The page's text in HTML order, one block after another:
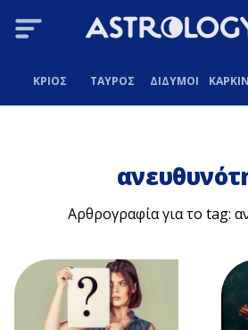
ΚΡΙΟΣ ΤΑΥΡΟΣ ΔΙΔΥΜΟΙ
Αρθρογραφία για το tag: